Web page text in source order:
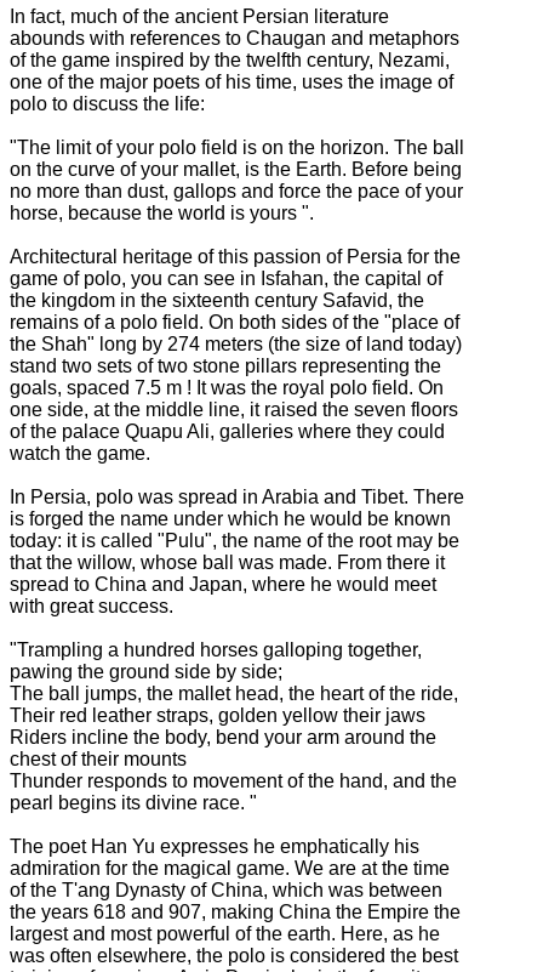
In fact, much of the ancient Persian literature
abounds with references to Chaugan and metaphors
of the game inspired by the twelfth century, Nezami,
one of the major poets of his time, uses the image of
polo to discuss the life:
"The limit of your polo field is on the horizon. The ball
on the curve of your mallet, is the Earth. Before being
no more than dust, gallops and force the pace of your
horse, because the world is yours ".
Architectural heritage of this passion of Persia for the
game of polo, you can see in Isfahan, the capital of
the kingdom in the sixteenth century Safavid, the
remains of a polo field. On both sides of the "place of
the Shah" long by 274 meters (the size of land today)
stand two sets of two stone pillars representing the
goals, spaced 7.5 m ! It was the royal polo field. On
one side, at the middle line, it raised the seven floors
of the palace Quapu Ali, galleries where they could
watch the game.
In Persia, polo was spread in Arabia and Tibet. There
is forged the name under which he would be known
today: it is called "Pulu", the name of the root may be
that the willow, whose ball was made. From there it
spread to China and Japan, where he would meet
with great success.
"Trampling a hundred horses galloping together,
pawing the ground side by side;
The ball jumps, the mallet head, the heart of the ride,
Their red leather straps, golden yellow their jaws
Riders incline the body, bend your arm around the
chest of their mounts
Thunder responds to movement of the hand, and the
pearl begins its divine race. "
The poet Han Yu expresses he emphatically his
admiration for the magical game. We are at the time
of the T'ang Dynasty of China, which was between
the years 618 and 907, making China the Empire the
largest and most powerful of the earth. Here, as he
was often elsewhere, the polo is considered the best